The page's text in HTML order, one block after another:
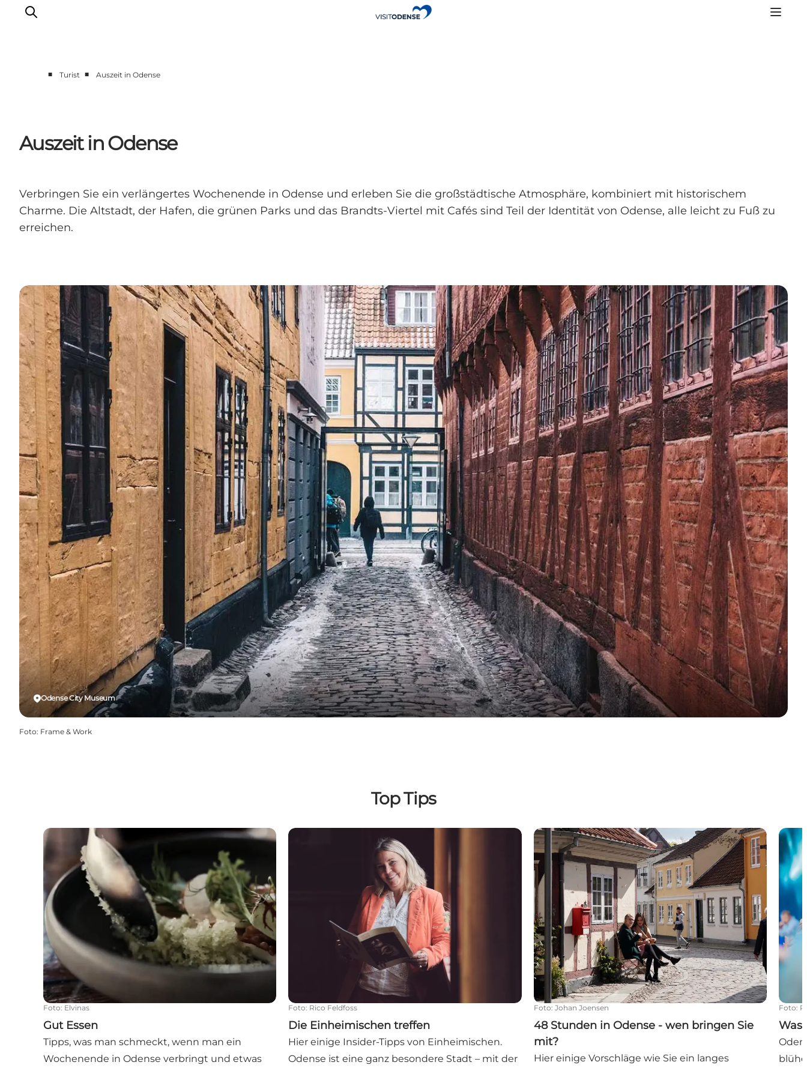
Reiseplanung
Inspiration
■ Turist ■ Auszeit in Odense
Auszeit in Odense
Verbringen Sie ein verlängertes Wochenende in Odense und erleben Sie die großstädtische Atmosphäre, kombiniert mit historischem
Charme. Die Altstadt, der Hafen, die grünen Parks und das Brandts-Viertel mit Cafés sind Teil der Identität von Odense, alle leicht zu Fuß zu
erreichen.
Odense City Museum
Foto: Frame & Work
Top Tips
Gut Essen
Foto: Elvinas
Gut Essen
Tipps, was man schmeckt, wenn man ein
Wochenende in Odense verbringt und etwas
Die Einheimischen treffen
Foto: Rico Feldfoss
Die Einheimischen treffen
Hier einige Insider-Tipps von Einheimischen.
Odense ist eine ganz besondere Stadt – mit der
48 Stunden in Odense - wen bringen Sie mit?
Foto: Johan Joensen
48 Stunden in Odense - wen bringen Sie
mit?
Hier einige Vorschläge wie Sie ein langes
Was
Foto:
Was